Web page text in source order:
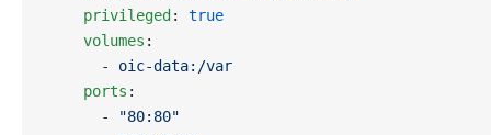
    privileged
: true
    volumes
:
      -
oic-data:/var
    ports
:
      -
"80:80"